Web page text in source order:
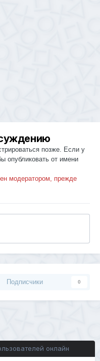
позже. Если у
опубликовать от имени
модератором, прежде
Подписчики 0
онлайн